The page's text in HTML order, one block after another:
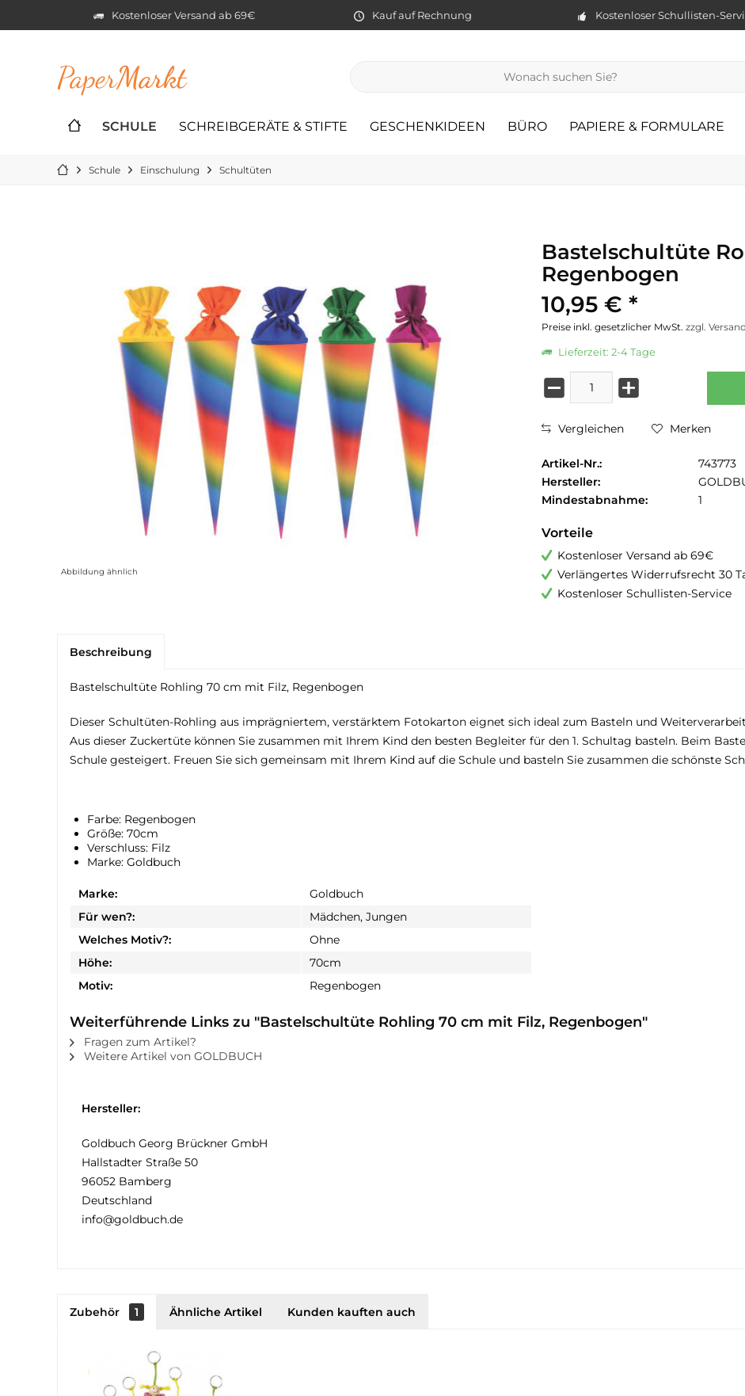
Kostenloser Versand ab 69€ Kauf auf Rechnung Kostenloser Schullisten-
PaperMarkt
SCHULE SCHREIBGERÄTE & STIFTE GESCHENKIDEEN BÜRO PAPIERE & FORMULARE
Schule Einschulung Schultüten
Abbildung ähnlich
Bastelschultüte
Regenbogen
10,95 € *
Preise inkl. gesetzlicher MwSt. zzgl.
Lieferzeit: 2-4 Tage
Vergleichen Merken
Artikel-Nr.:
743773
Hersteller:
Mindestabnahme:
1
Vorteile
Kostenloser Versand ab 69€
Verlängertes Widerrufsrecht 30
Kostenloser Schullisten-Service
Beschreibung
Bastelschultüte Rohling 70 cm mit Filz, Regenbogen
Dieser Schultüten-Rohling aus imprägniertem, verstärktem Fotokarton eignet sich ideal zum Basteln und
Aus dieser Zuckertüte können Sie zusammen mit Ihrem Kind den besten Begleiter für den 1. Schultag basteln. Beim
Schule gesteigert. Freuen Sie sich gemeinsam mit Ihrem Kind auf die Schule und basteln Sie zusammen die schönste
Farbe: Regenbogen
Größe: 70cm
Verschluss: Filz
Marke: Goldbuch
Marke:
Goldbuch
Für wen?:
Mädchen, Jungen
Welches Motiv?:
Ohne
Höhe:
70cm
Motiv:
Regenbogen
Weiterführende Links zu "Bastelschultüte Rohling 70 cm mit Filz, Regenbogen"
Fragen zum Artikel?
Weitere Artikel von GOLDBUCH
Hersteller:
Goldbuch Georg Brückner GmbH
Hallstadter Straße 50
96052 Bamberg
Deutschland
info@goldbuch.de
Zubehör 1 Ähnliche Artikel Kunden kauften auch